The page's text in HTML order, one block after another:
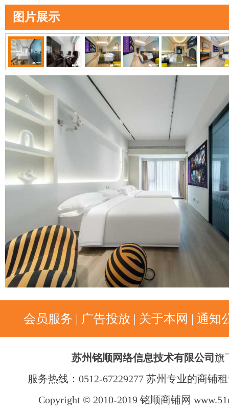
图片展示
会员服务 | 广告投放 | 关于本网 | 通知
苏州铭顺网络信息技术有限公司旗
服务热线：0512-67229277 苏州专业的商铺
Copyright © 2010-2019 铭顺商铺网